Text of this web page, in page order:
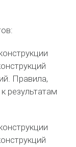
Правила,
результатам